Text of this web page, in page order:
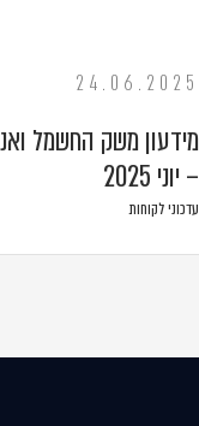
24.06.2025
מידעון משק החשמל
– יוני 2025
עדכוני לקוחות